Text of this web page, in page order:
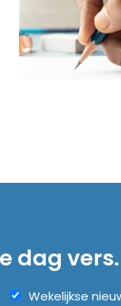
dag
Wekelijkse